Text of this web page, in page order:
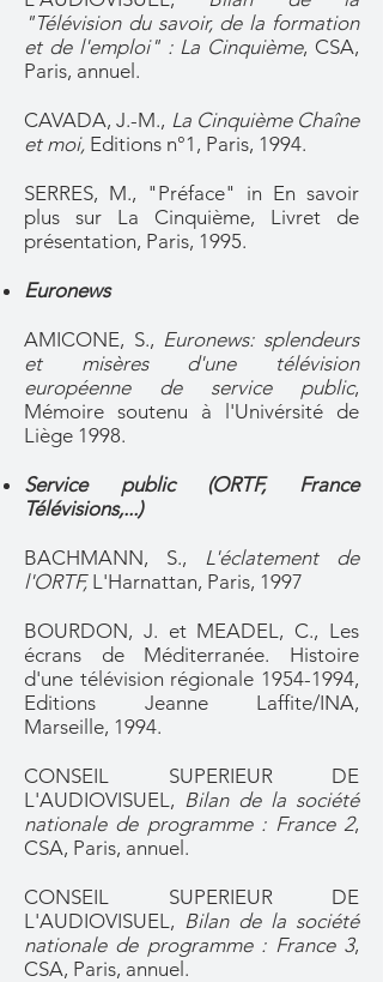
"Télévision du savoir, de la formation
et de l'emploi" : La Cinquième, CSA,
Paris, annuel.
CAVADA, J.-M., La Cinquième Chaîne
et moi, Editions n°1, Paris, 1994.
SERRES, M., "Préface" in En savoir
plus sur La Cinquième, Livret de
présentation, Paris, 1995.
Euronews
AMICONE, S., Euronews: splendeurs
et misères d'une télévision
européenne de service public,
Mémoire soutenu à l'Univérsité de
Liège 1998.
Service public (ORTF, France
Télévisions,...)
BACHMANN, S., L'éclatement de
l'ORTF,L'Harnattan, Paris, 1997
BOURDON, J. et MEADEL, C., Les
écrans de Méditerranée. Histoire
d'une télévision régionale 1954-1994,
Editions Jeanne Laffite/INA,
Marseille, 1994.
CONSEIL SUPERIEUR DE
L'AUDIOVISUEL, Bilan de la société
nationale de programme : France 2,
CSA, Paris, annuel.
CONSEIL SUPERIEUR DE
L'AUDIOVISUEL, Bilan de la société
nationale de programme : France 3,
CSA, Paris, annuel.